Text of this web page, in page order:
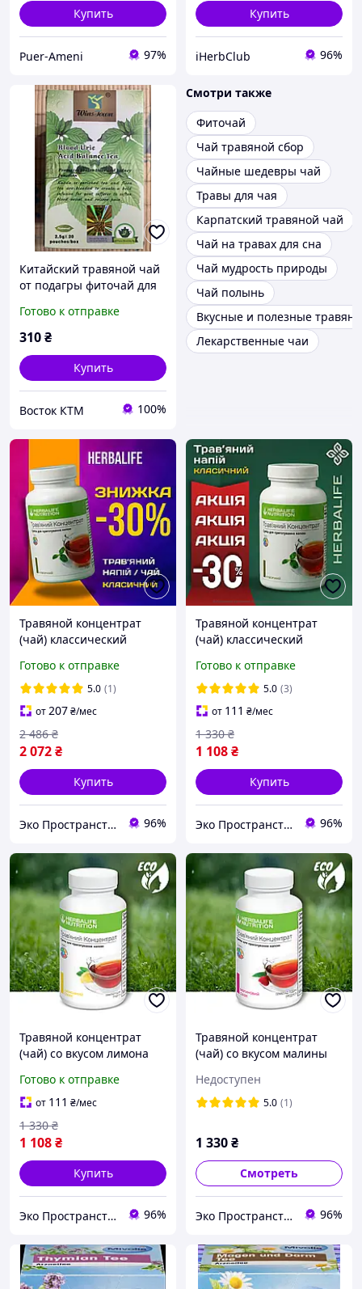
Купить
Puer-Ameni 97%
Купить
iHerbClub 96%
Китайский травяной чай
от подагры фиточай для
кислоты, 20 пакетиков
Готово к отправке
310₴
Купить
Восток КТМ 100%
Смотри также
Фиточай
Чай травяной сбор
Чайные шедевры чай
Травы для чая
Карпатский травяной чай
Чай на травах для сна
Чай мудрость природы
Чай полынь
Вкусные и полезные
Лекарственные чаи
Травяной концентрат
(чай) классический
Готово к отправке
5.0 (1)
от207₴/мес
2 072₴
2 486 ₴
Купить
Эко Пространство 96%
Травяной концентрат
(чай) классический
Готово к отправке
5.0 (3)
от 111 ₴/мес
1 108₴
1 330 ₴
Купить
Эко Пространство 96%
Травяной концентрат
(чай) со вкусом лимона
Готово к отправке
от 111 ₴/мес
1 108₴
1 330 ₴
Купить
Эко Пространство 96%
Травяной концентрат
(чай) со вкусом малины
Недоступен
5.0 (1)
1 330₴
Смотреть
Эко Пространство 96%